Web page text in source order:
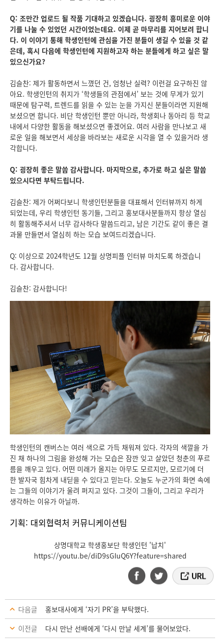
Q: 조만간 업로드 될 작품 기대하고 있겠습니다. 굉장히 흥미로운 이야
기를 나눌 수 있었던 시간이었는데요. 이제 곧 마무리를 지어보려 합니
다. 이 이야기 통해 학생인턴에 관심을 가진 분들이 생길 수 있을 것 같
은데, 혹시 다음에 학생인턴에 지원하고자 하는 분들에게 하고 싶은 말
있으신가요?
김슬찬: 제가 활동하면서 느꼈던 건, 엄청난 실력? 이런걸 요구하진 않
아요. 학생인턴의 취지가 ‘학생들의 관점에서’ 보는 것에 무게가 있기
때문에 탐구력, 트렌드를 읽을 수 있는 눈을 가지신 분들이라면 지원해
보셨으면 합니다. 비단 학생인턴 뿐만 아니라, 학생회나 동아리 등 학교
내에서 다양한 활동을 해보셨으면 좋겠어요. 여러 사람을 만나보고 새
로운 일을 해보면서 세상을 바라보는 새로운 시각을 열 수 있을거라 생
각합니다.
Q: 굉장히 좋은 말씀 감사합니다. 마지막으로, 추가로 하고 싶은 말씀
있으시다면 부탁드립니다.
김슬찬: 제가 어쩌다보니 학생인턴분들을 대표해서 인터뷰까지 하게
되었는데, 우리 학생인턴 동기들, 그리고 홍보대사분들까지 항상 열심
히 활동해주셔서 너무 감사하다 말씀드리고, 남은 기간도 같이 좋은 결
과물 만들면서 열심히 하는 모습 보여드리겠습니다.
Q: 이상으로 2024학년도 12월 상명피플 인터뷰 마치도록 하겠습니
다. 감사합니다.
김슬찬: 감사합니다!
학생인턴의 캔버스는 여러 색으로 가득 채워져 있다. 각자의 색깔을 가
진 채 하나의 그림을 완성해 가는 모습은 잠깐 잊고 살았던 청춘의 푸르
름을 깨우고 있다. 어떤 미래가 올지는 아무도 모르지만, 모르기에 더
한 발자국 힘차게 내딛을 수 있다고 믿는다. 오늘도 누군가의 화면 속에
는 그들의 이야기가 울려 퍼지고 있다. 그것이 그들이, 그리고 우리가
생각하는 이유가 아닐까.
기획: 대외협력처 커뮤니케이션팀
상명대학교 학생홍보단 학생인턴 '납치'
https://youtu.be/diD9sGIuQ6Y?feature=shared
다음글
홍보대사에게 ‘자기 PR’을 부탁했다.
이전글
다시 만난 선배에게 ‘다시 만날 세계’를 물어보았다.